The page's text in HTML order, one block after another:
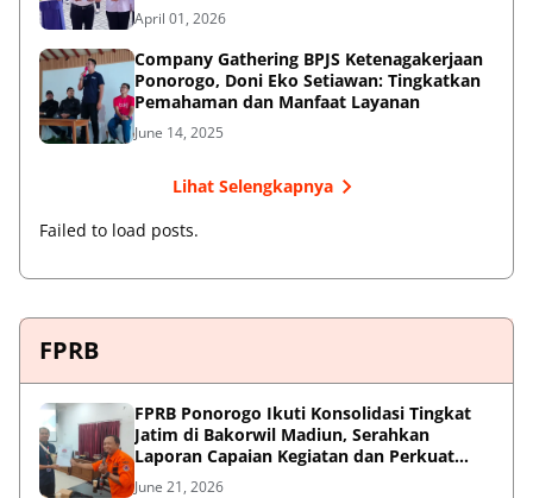
April 01, 2026
Company Gathering BPJS Ketenagakerjaan
Ponorogo, Doni Eko Setiawan: Tingkatkan
Pemahaman dan Manfaat Layanan
June 14, 2025
Lihat Selengkapnya
Failed to load posts.
FPRB
FPRB Ponorogo Ikuti Konsolidasi Tingkat
Jatim di Bakorwil Madiun, Serahkan
Laporan Capaian Kegiatan dan Perkuat
Sinergi Pentahelix
June 21, 2026